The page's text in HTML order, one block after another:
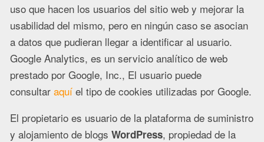
uso que hacen los usuarios del sitio web y mejorar la
usabilidad del mismo, pero en ningún caso se asocian
a datos que pudieran llegar a identificar al usuario.
Google Analytics, es un servicio analítico de web
prestado por Google, Inc., El usuario puede
consultar aquí el tipo de cookies utilizadas por Google.
El propietario es usuario de la plataforma de suministro
y alojamiento de blogs WordPress, propiedad de la